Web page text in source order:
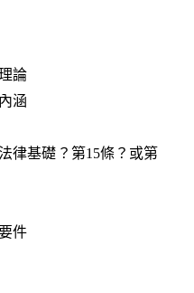
論
涵
律基礎？第15條？或第
件